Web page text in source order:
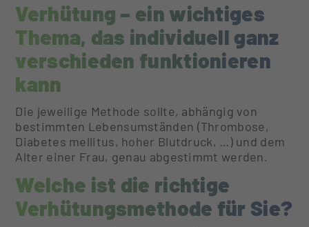
Verhütung – ein wichtiges
Thema, das individuell ganz
verschieden funktionieren
kann
Die jeweilige Methode sollte, abhängig von
bestimmten Lebensumständen (Thrombose,
Diabetes mellitus, hoher Blutdruck, …) und dem
Alter einer Frau, genau abgestimmt werden.
Welche ist die richtige
Verhütungsmethode für Sie?